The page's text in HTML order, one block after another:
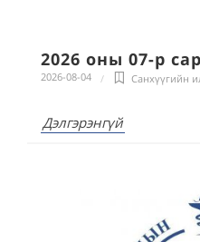
2026 оны 07-р
2026-08-04 Санхүүгийн
Дэлгэрэнгүй